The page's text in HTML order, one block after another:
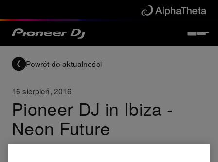
Powrót do aktualności
16 sierpień, 2016
Pioneer DJ in Ibiza -
Neon Future